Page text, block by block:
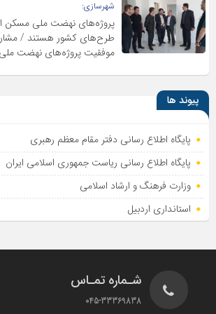
شهرسازی:
پروژه‌های نهضت ملی مسکن
طرح‌های کشور هستند /
موفقیت پروژه‌های نهضت
پیوند ها
پایگاه اطلاع رسانی دفتر مقام معظم رهبری
پایگاه اطلاع‌ رسانی ریاست‌ جمهوری اسلامی ایران
وزارت فرهنگ و ارشاد اسلامی
استانداری اردبیل
شـماره تمـاس
045-33369838